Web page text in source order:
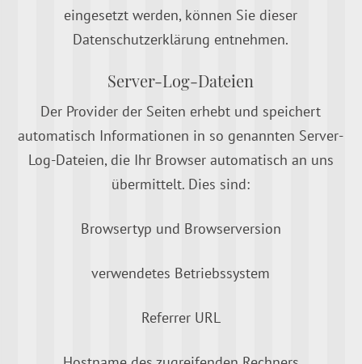
eingesetzt werden, können Sie dieser
Datenschutzerklärung entnehmen.
Server-Log-Dateien
Der Provider der Seiten erhebt und speichert
automatisch Informationen in so genannten Server-
Log-Dateien, die Ihr Browser automatisch an uns
übermittelt. Dies sind:
Browsertyp und Browserversion
verwendetes Betriebssystem
Referrer URL